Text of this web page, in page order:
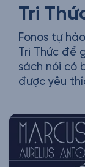
Tri
Fonos tự
Tri Thức để
sách nói có
được yêu